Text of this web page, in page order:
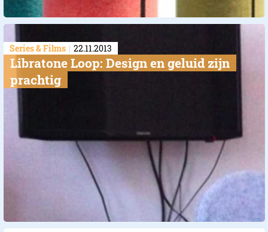
Series & Films 22.11.2013
Libratone Loop: Design en geluid zijn
prachtig